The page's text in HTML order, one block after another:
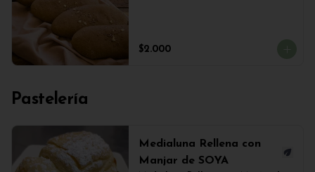
$2.000
Pastelería
Medialuna Rellena con
Manjar de SOYA